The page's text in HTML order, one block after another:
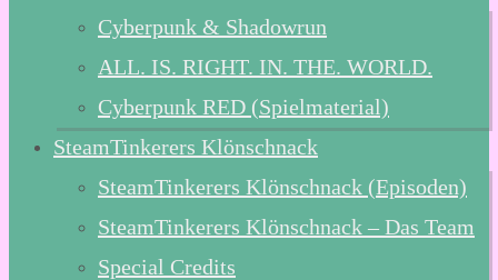
Cyberpunk & Shadowrun
ALL. IS. RIGHT. IN. THE. WORLD.
Cyberpunk RED (Spielmaterial)
SteamTinkerers Klönschnack
SteamTinkerers Klönschnack (Episoden)
SteamTinkerers Klönschnack – Das Team
Special Credits